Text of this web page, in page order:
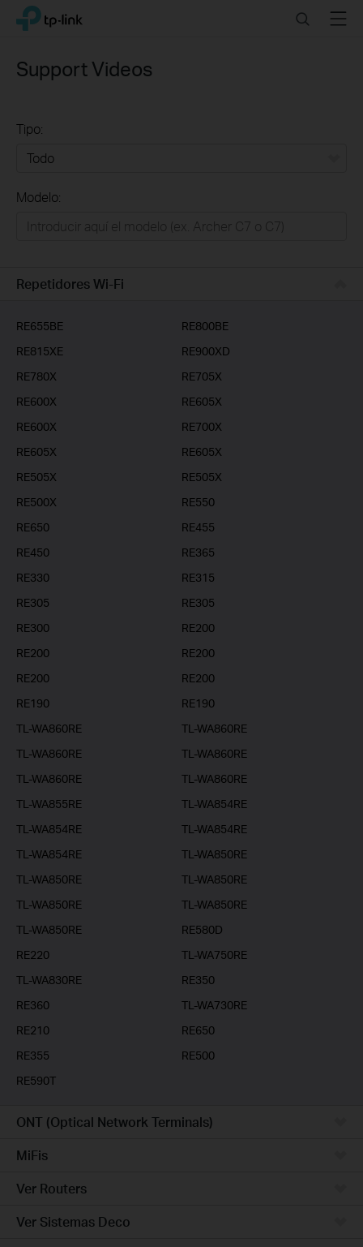
Click
navigation
TP-Link, Reliably Smart SearchMenu
Support Videos
Tipo:
Empresas
Modelo:
Repetidores Wi-Fi
RE655BE
RE800BE
RE815XE
RE900XD
RE780X
RE705X
RE600X
RE605X
RE600X
RE700X
RE605X
RE605X
RE505X
RE505X
RE500X
RE550
RE650
RE455
RE450
RE365
RE330
RE315
RE305
RE305
RE300
RE200
RE200
RE200
RE200
RE200
RE190
RE190
TL-WA860RE
TL-WA860RE
TL-WA860RE
TL-WA860RE
TL-WA860RE
TL-WA860RE
TL-WA855RE
TL-WA854RE
TL-WA854RE
TL-WA854RE
TL-WA854RE
TL-WA850RE
TL-WA850RE
TL-WA850RE
TL-WA850RE
TL-WA850RE
TL-WA850RE
RE580D
RE220
TL-WA750RE
TL-WA830RE
RE350
RE360
TL-WA730RE
RE210
RE650
RE355
RE500
RE590T
ONT (Optical Network Terminals)
MiFis
Ver Routers
Ver Sistemas Deco